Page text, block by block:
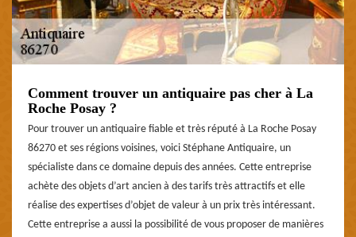
Comment trouver un antiquaire pas cher à La
Roche Posay ?
Pour trouver un antiquaire fiable et très réputé à La Roche Posay
86270 et ses régions voisines, voici Stéphane Antiquaire, un
spécialiste dans ce domaine depuis des années. Cette entreprise
achète des objets d’art ancien à des tarifs très attractifs et elle
réalise des expertises d’objet de valeur à un prix très intéressant.
Cette entreprise a aussi la possibilité de vous proposer de manières